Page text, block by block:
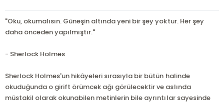
"Oku, okumalısın. Güneşin altında yeni bir şey yoktur. Her şey
daha önceden yapılmıştır."
- Sherlock Holmes
Sherlock Holmes'un hikâyeleri sırasıyla bir bütün halinde
okuduğunda o girift örümcek ağı görülecektir ve aslında
müstakil olarak okunabilen metinlerin bile ayrıntılar sayesinde